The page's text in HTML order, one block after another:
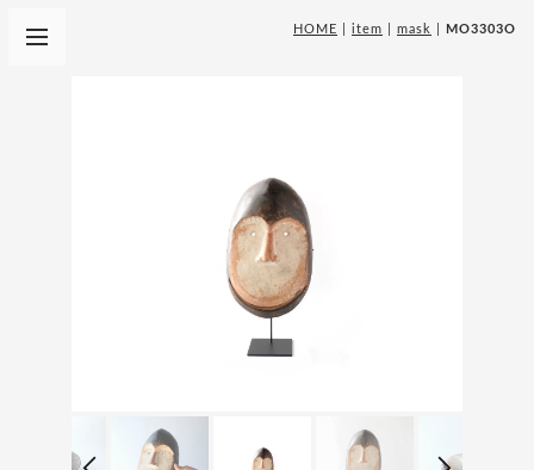
HOME item mask MO3303O